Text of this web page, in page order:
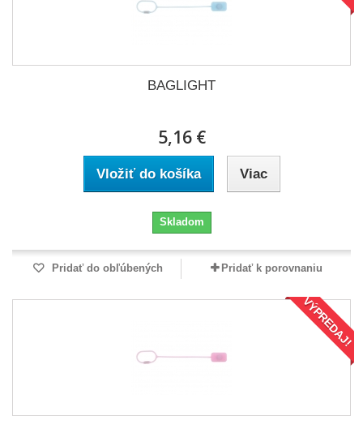
BAGLIGHT
5,16 €
Vložiť do košíka Viac
Skladom
Pridať do obľúbených Pridať k porovnaniu
VÝPREDAJ!